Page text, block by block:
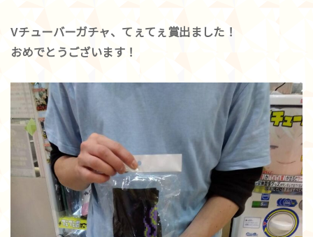
Vチューバーガチャ、 てぇてぇ賞出ました！
おめでとうございます！